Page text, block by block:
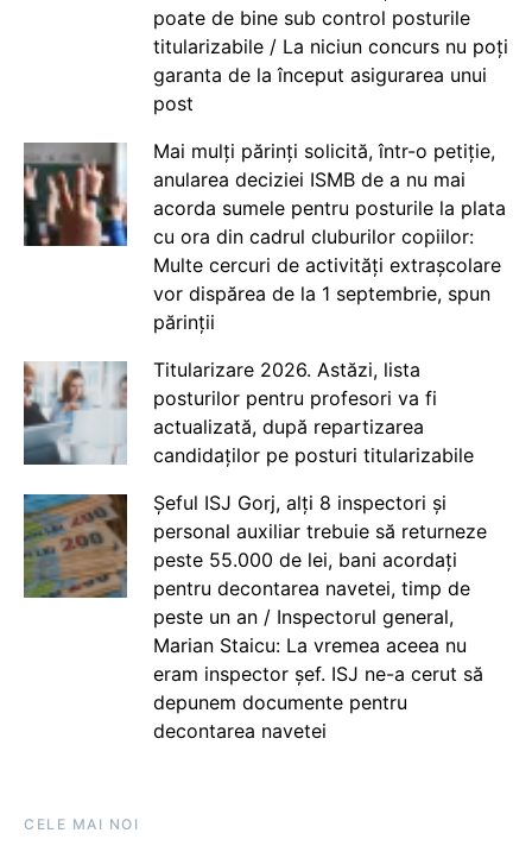
poate de bine sub control posturile
titularizabile / La niciun concurs nu poți
garanta de la început asigurarea unui
post
Mai mulți părinți solicită, într-o petiție,
anularea deciziei ISMB de a nu mai
acorda sumele pentru posturile la plata
cu ora din cadrul cluburilor copiilor:
Multe cercuri de activități extrașcolare
vor dispărea de la 1 septembrie, spun
părinții
Titularizare 2026. Astăzi, lista
posturilor pentru profesori va fi
actualizată, după repartizarea
candidaților pe posturi titularizabile
Șeful ISJ Gorj, alți 8 inspectori și
personal auxiliar trebuie să returneze
peste 55.000 de lei, bani acordați
pentru decontarea navetei, timp de
peste un an / Inspectorul general,
Marian Staicu: La vremea aceea nu
eram inspector șef. ISJ ne-a cerut să
depunem documente pentru
decontarea navetei
CELE MAI NOI